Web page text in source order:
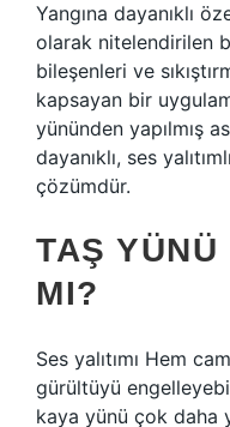
Yangına dayanıklı
olarak nitelendirilen
bileşenleri ve
kapsayan bir
yününden yapılmış
dayanıklı, ses
çözümdür.
TAŞ YÜNÜ
MI?
Ses yalıtımı Hem
gürültüyü
kaya yünü çok daha